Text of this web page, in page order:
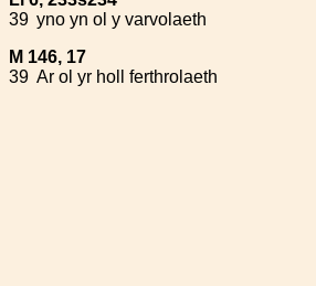
39 yno yn ol y varvolaeth
M 146, 17
39 Ar ol yr holl ferthrolaeth